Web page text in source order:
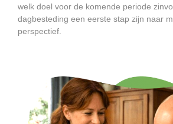
welk doel voor de komende periode
dagbesteding een eerste stap zijn naar
perspectief.